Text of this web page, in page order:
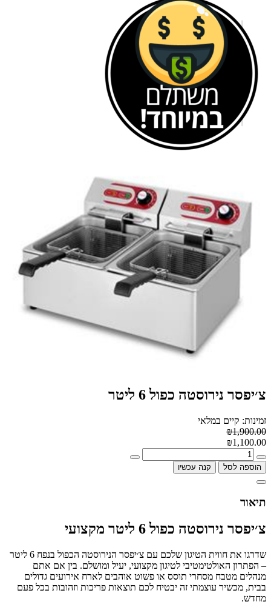
צ׳יפסר נירוסטה כפול 6 ליטר
זמינות: קיים במלאי
₪1,900.00
₪1,100.00
הוספה לסל קנה עכשיו
תיאור
צ׳יפסר נירוסטה כפול 6 ליטר מקצועי
שדרגו את חווית הטיגון שלכם עם צ׳יפסר הנירוסטה הכפול בנפח 6 ליטר
– הפתרון האולטימטיבי לטיגון מקצועי, יעיל ומושלם. בין אם אתם
מנהלים מטבח מסחרי תוסס או פשוט אוהבים לארח אירועים גדולים
בבית, מכשיר עוצמתי זה יבטיח לכם תוצאות פריכות וזהובות בכל פעם
מחדש.